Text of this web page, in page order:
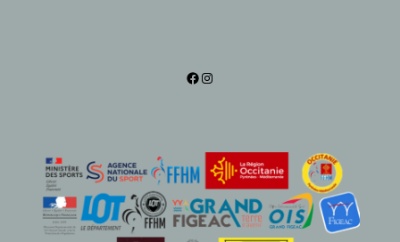
Facebook
Instagram